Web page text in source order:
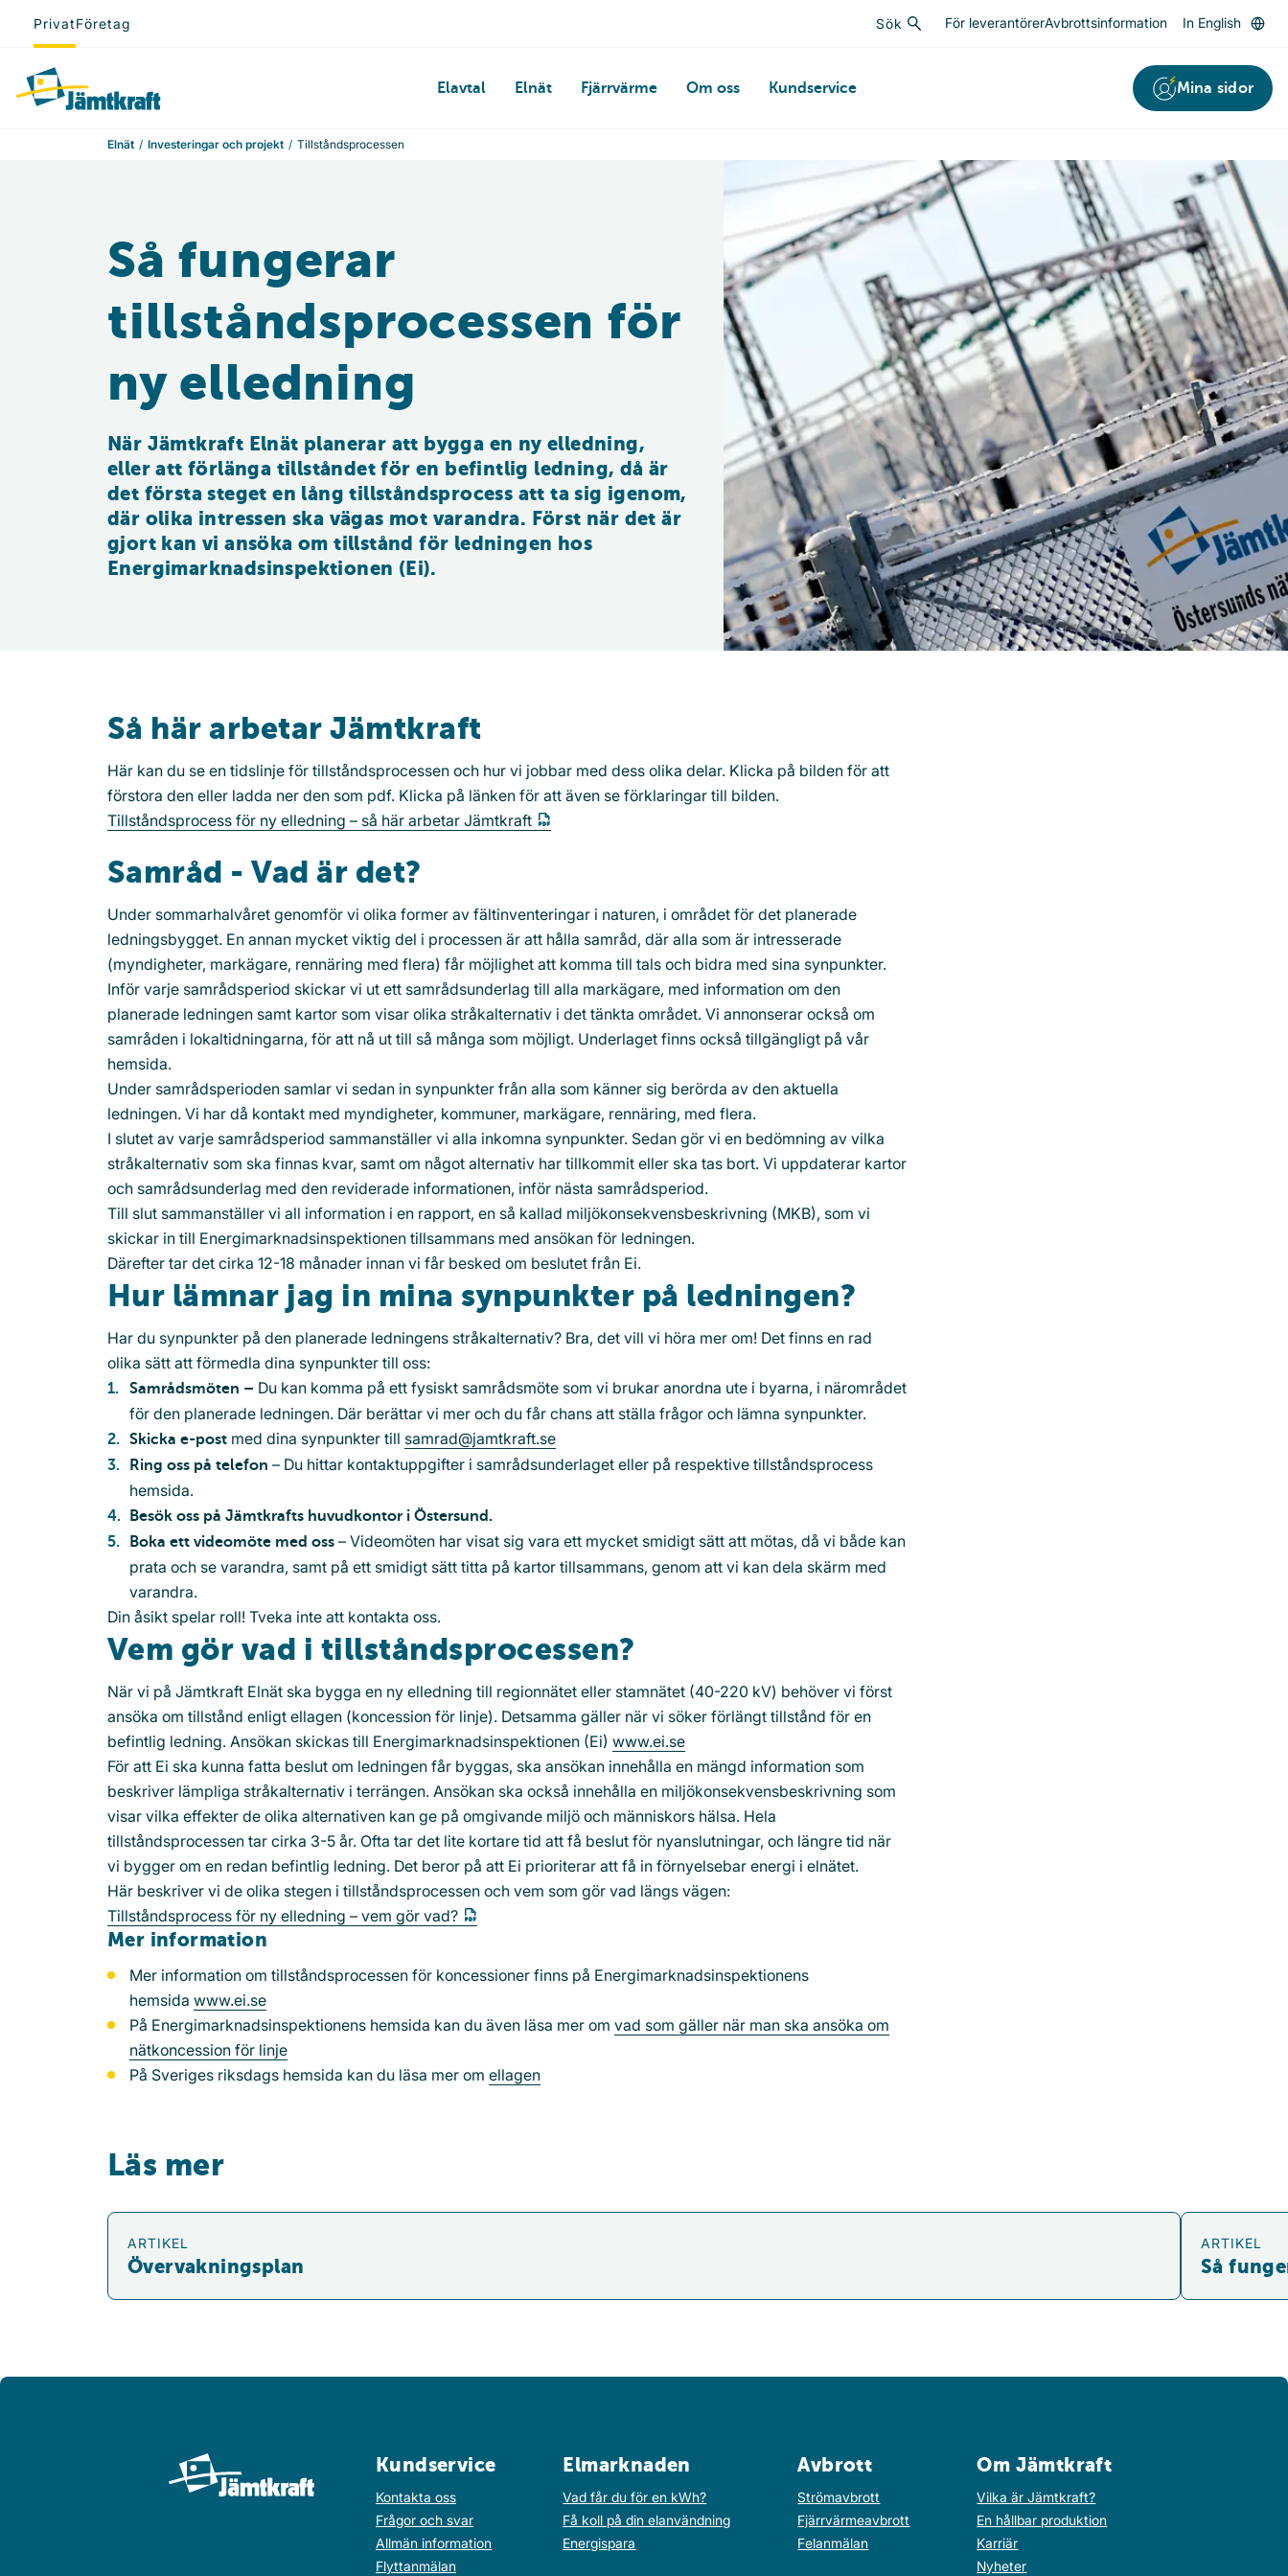
PrivatFöretag SökSök För leverantörerAvbrottsinformation In English
Till startsidan
Elavtal Elnät Fjärrvärme Om oss Kundservice Mina sidor
Elnät Investeringar och projekt Tillståndsprocessen
Så fungerar
tillståndsprocessen för
ny elledning
När Jämtkraft Elnät planerar att bygga en ny elledning,
eller att förlänga tillståndet för en befintlig ledning, då är
det första steget en lång tillståndsprocess att ta sig igenom,
där olika intressen ska vägas mot varandra. Först när det är
gjort kan vi ansöka om tillstånd för ledningen hos
Energimarknadsinspektionen (Ei).
Så här arbetar Jämtkraft
Här kan du se en tidslinje för tillståndsprocessen och hur vi jobbar med dess olika delar. Klicka på bilden för att
förstora den eller ladda ner den som pdf. Klicka på länken för att även se förklaringar till bilden.
Tillståndsprocess för ny elledning – så här arbetar Jämtkraft
Samråd - Vad är det?
Under sommarhalvåret genomför vi olika former av fältinventeringar i naturen, i området för det planerade
ledningsbygget. En annan mycket viktig del i processen är att hålla samråd, där alla som är intresserade
(myndigheter, markägare, rennäring med flera) får möjlighet att komma till tals och bidra med sina synpunkter.
Inför varje samrådsperiod skickar vi ut ett samrådsunderlag till alla markägare, med information om den
planerade ledningen samt kartor som visar olika stråkalternativ i det tänkta området. Vi annonserar också om
samråden i lokaltidningarna, för att nå ut till så många som möjligt. Underlaget finns också tillgängligt på vår
hemsida.
Under samrådsperioden samlar vi sedan in synpunkter från alla som känner sig berörda av den aktuella
ledningen. Vi har då kontakt med myndigheter, kommuner, markägare, rennäring, med flera.
I slutet av varje samrådsperiod sammanställer vi alla inkomna synpunkter. Sedan gör vi en bedömning av vilka
stråkalternativ som ska finnas kvar, samt om något alternativ har tillkommit eller ska tas bort. Vi uppdaterar kartor
och samrådsunderlag med den reviderade informationen, inför nästa samrådsperiod.
Till slut sammanställer vi all information i en rapport, en så kallad miljökonsekvensbeskrivning (MKB), som vi
skickar in till Energimarknadsinspektionen tillsammans med ansökan för ledningen.
Därefter tar det cirka 12-18 månader innan vi får besked om beslutet från Ei.
Hur lämnar jag in mina synpunkter på ledningen?
Har du synpunkter på den planerade ledningens stråkalternativ? Bra, det vill vi höra mer om! Det finns en rad
olika sätt att förmedla dina synpunkter till oss:
Samrådsmöten – Du kan komma på ett fysiskt samrådsmöte som vi brukar anordna ute i byarna, i närområdet
för den planerade ledningen. Där berättar vi mer och du får chans att ställa frågor och lämna synpunkter.
Skicka e-post med dina synpunkter till samrad@jamtkraft.se
Ring oss på telefon – Du hittar kontaktuppgifter i samrådsunderlaget eller på respektive tillståndsprocess
hemsida.
Besök oss på Jämtkrafts huvudkontor i Östersund.
Boka ett videomöte med oss – Videomöten har visat sig vara ett mycket smidigt sätt att mötas, då vi både kan
prata och se varandra, samt på ett smidigt sätt titta på kartor tillsammans, genom att vi kan dela skärm med
varandra.
Din åsikt spelar roll! Tveka inte att kontakta oss.
Vem gör vad i tillståndsprocessen?
När vi på Jämtkraft Elnät ska bygga en ny elledning till regionnätet eller stamnätet (40-220 kV) behöver vi först
ansöka om tillstånd enligt ellagen (koncession för linje). Detsamma gäller när vi söker förlängt tillstånd för en
befintlig ledning. Ansökan skickas till Energimarknadsinspektionen (Ei) www.ei.se
För att Ei ska kunna fatta beslut om ledningen får byggas, ska ansökan innehålla en mängd information som
beskriver lämpliga stråkalternativ i terrängen. Ansökan ska också innehålla en miljökonsekvensbeskrivning som
visar vilka effekter de olika alternativen kan ge på omgivande miljö och människors hälsa. Hela
tillståndsprocessen tar cirka 3-5 år. Ofta tar det lite kortare tid att få beslut för nyanslutningar, och längre tid när
vi bygger om en redan befintlig ledning. Det beror på att Ei prioriterar att få in förnyelsebar energi i elnätet.
Här beskriver vi de olika stegen i tillståndsprocessen och vem som gör vad längs vägen:
Tillståndsprocess för ny elledning – vem gör vad?
Mer information
Mer information om tillståndsprocessen för koncessioner finns på Energimarknadsinspektionens
hemsida www.ei.se
På Energimarknadsinspektionens hemsida kan du även läsa mer om vad som gäller när man ska ansöka om
nätkoncession för linje
På Sveriges riksdags hemsida kan du läsa mer om ellagen
Läs mer
Övervakningsplan
ARTIKEL
Övervakningsplan
Så fungerar
ARTIKEL
Så
Kundservice
Kontakta oss
Frågor och svar
Allmän information
Flyttanmälan
Elmarknaden
Vad får du för en kWh?
Få koll på din elanvändning
Energispara
Avbrott
Strömavbrott
Fjärrvärmeavbrott
Felanmälan
Om Jämtkraft
Vilka är Jämtkraft?
En hållbar produktion
Karriär
Nyheter